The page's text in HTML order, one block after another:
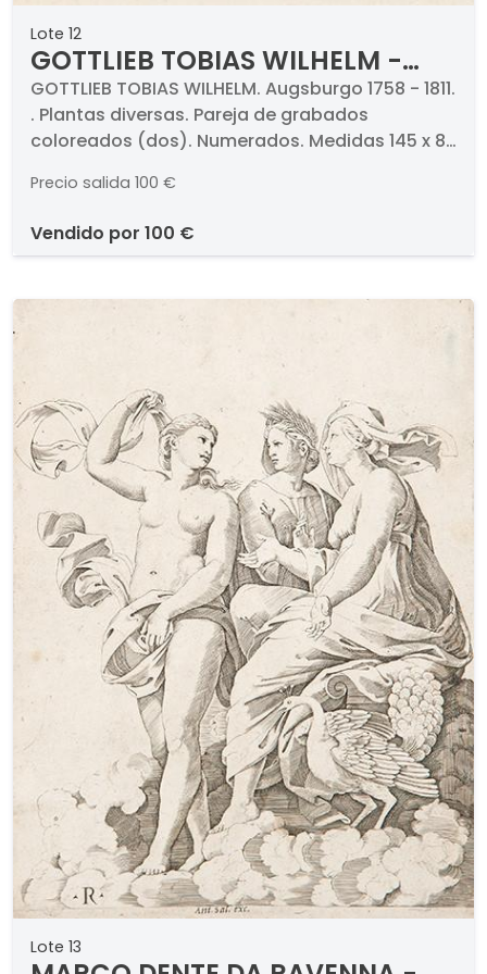
Lote 12
GOTTLIEB TOBIAS WILHELM -
Plantas diversas
GOTTLIEB TOBIAS WILHELM. Augsburgo 1758 - 1811.
. Plantas diversas. Pareja de grabados
coloreados (dos). Numerados. Medidas 145 x 88
obra de "Unterhaltungen aus der
Naturgeschichte" (Encyclopedia of Natural
History) de G. T. Wilhelm, Viena, 1817.
Precio salida 100 €
vendido por 100 €
Lote 13